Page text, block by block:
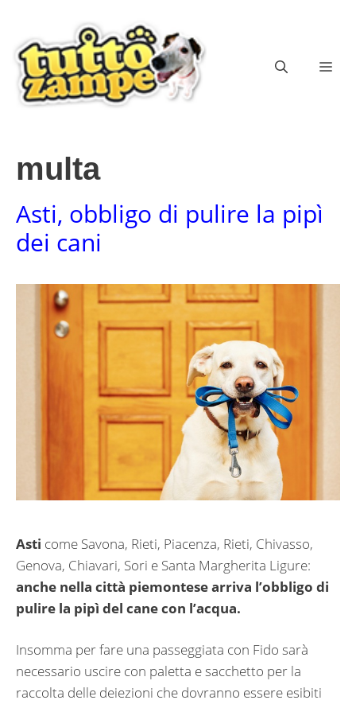
contenuto
multa
Asti, obbligo di pulire la pipì
dei cani
Asti come Savona, Rieti, Piacenza, Rieti, Chivasso,
Genova, Chiavari, Sori e Santa Margherita Ligure:
anche nella città piemontese arriva l’obbligo di
pulire la pipì del cane con l’acqua.
Insomma per fare una passeggiata con Fido sarà
necessario uscire con paletta e sacchetto per la
raccolta delle deiezioni che dovranno essere esibiti